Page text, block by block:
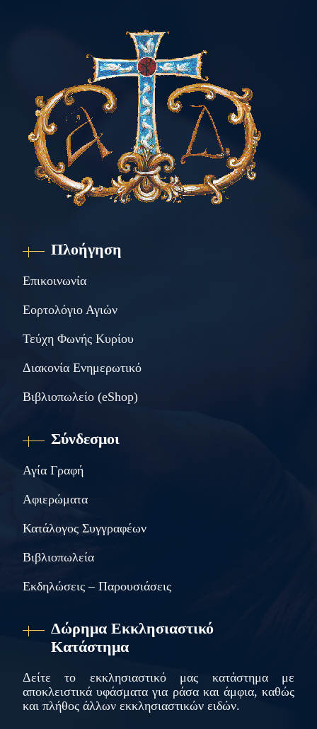
Πλοήγηση
Επικοινωνία
Εορτολόγιο Αγιών
Τεύχη Φωνής Κυρίου
Διακονία Ενημερωτικό
Βιβλιοπωλείο (eShop)
Σύνδεσμοι
Αγία Γραφή
Αφιερώματα
Κατάλογος Συγγραφέων
Βιβλιοπωλεία
Εκδηλώσεις – Παρουσιάσεις
Δώρημα Εκκλησιαστικό
Κατάστημα
Δείτε το εκκλησιαστικό μας κατάστημα με
αποκλειστικά υφάσματα για ράσα και άμφια, καθώς
και πλήθος άλλων εκκλησιαστικών ειδών.